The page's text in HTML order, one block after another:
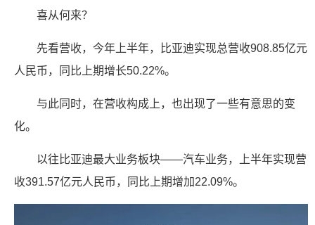
喜从何来？
先看营收，今年上半年，比亚迪实现总营收908.85亿元
人民币，同比上期增长50.22%。
与此同时，在营收构成上，也出现了一些有意思的变
化。
以往比亚迪最大业务板块——汽车业务，上半年实现营
收391.57亿元人民币，同比上期增加22.09%。